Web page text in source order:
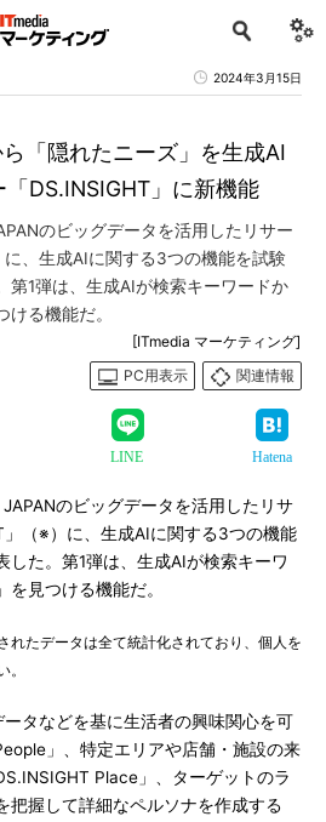
2024年3月15日
「隠れたニーズ」を生成AI
DS.INSIGHT」に新機能
のビッグデータを活用したリサー
、生成AIに関する3つの機能を試験
第1弾は、生成AIが検索キーワードか
ける機能だ。
[ITmedia マーケティング]
PC用表示
関連情報
LINE Hatena
のビッグデータを活用したリサ
（※）に、生成AIに関する3つの機能
した。第1弾は、生成AIが検索キーワ
見つける機能だ。
れたデータは全て統計化されており、個人を
。
タなどを基に生活者の興味関心を可
」、特定エリアや店舗・施設の来
Place」、ターゲットのラ
把握して詳細なペルソナを作成する